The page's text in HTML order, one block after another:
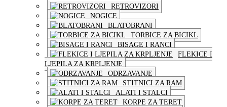
RETROVIZORI
NOGICE
BLATOBRANI
TORBICE ZA BICIKL
BISAGE I RANCI
FLEKICE I
LJEPILA ZA KRPLJENJE
ODRZAVANJE
STITNICI ZA RAM
ALATI I STALCI
KORPE ZA TERET